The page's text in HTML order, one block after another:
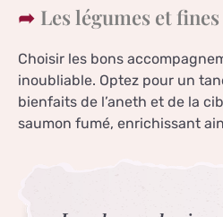
Les légumes et
Choisir les bons
inoubliable. Optez pour un
bienfaits de l’aneth et de la
saumon fumé, enrichissant